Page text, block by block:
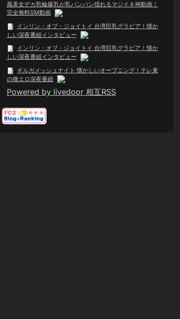
風美女デカ乳輪爆乳が乳パンパン揺れるマジイキ神動画｜
完全無料SM動画
インリン・オブ・ジョイトイ 台湾巨乳グラビア！懐か
しい深夜番組インタビュー
インリン・オブ・ジョイトイ 台湾巨乳グラビア！懐か
しい深夜番組インタビュー
ギルガメッシュナイト 懐かしいオープニング！テレ東
の微エロ深夜番組
Powered by livedoor 相互RSS